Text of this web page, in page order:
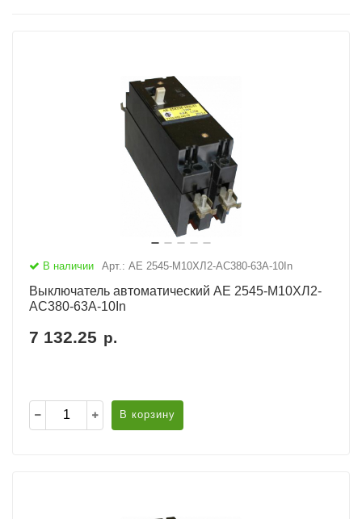
В наличии Арт.: АЕ 2545-М10ХЛ2-AC380-63А-10In
Выключатель автоматический АЕ 2545-М10ХЛ2-
AC380-63А-10In
7 132.25 р.
В корзину